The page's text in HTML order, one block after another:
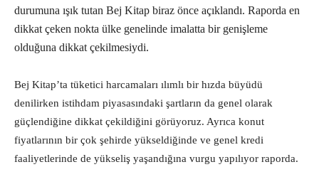
durumuna ışık tutan Bej Kitap biraz önce açıklandı. Raporda en
dikkat çeken nokta ülke genelinde imalatta bir genişleme
olduğuna dikkat çekilmesiydi.
Bej Kitap’ta tüketici harcamaları ılımlı bir hızda büyüdü
denilirken istihdam piyasasındaki şartların da genel olarak
güçlendiğine dikkat çekildiğini görüyoruz. Ayrıca konut
fiyatlarının bir çok şehirde yükseldiğinde ve genel kredi
faaliyetlerinde de yükseliş yaşandığına vurgu yapılıyor raporda.